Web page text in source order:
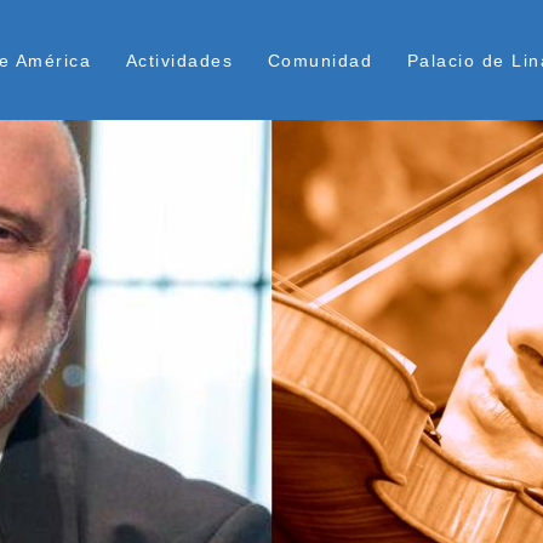
Superior
América Actividades Comunidad Palacio de